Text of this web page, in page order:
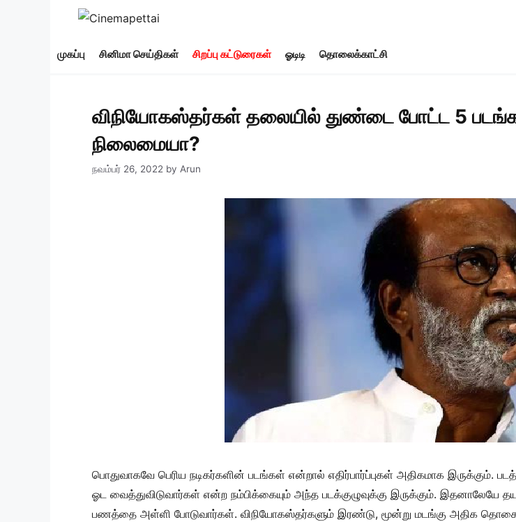
முகப்பு சினிமா செய்திகள் சிறப்பு கட்டுரைகள் ஓடிடி தொலைக்காட்சி
விநியோகஸ்தர்கள் தலையில் துண்டை போட்ட 5
நிலைமையா?
நவம்பர் 26, 2022 by Arun
பொதுவாகவே பெரிய நடிகர்களின் படங்கள் என்றால் எதிர்பார்ப்புகள் அதிகமாக இருக்கும்.
ஓட வைத்துவிடுவார்கள் என்ற நம்பிக்கையும் அந்த படக்குழுவுக்கு இருக்கும். இதனாலேயே
பணத்தை அள்ளி போடுவார்கள். விநியோகஸ்தர்களும் இரண்டு, மூன்று மடங்கு அதிக தொகை